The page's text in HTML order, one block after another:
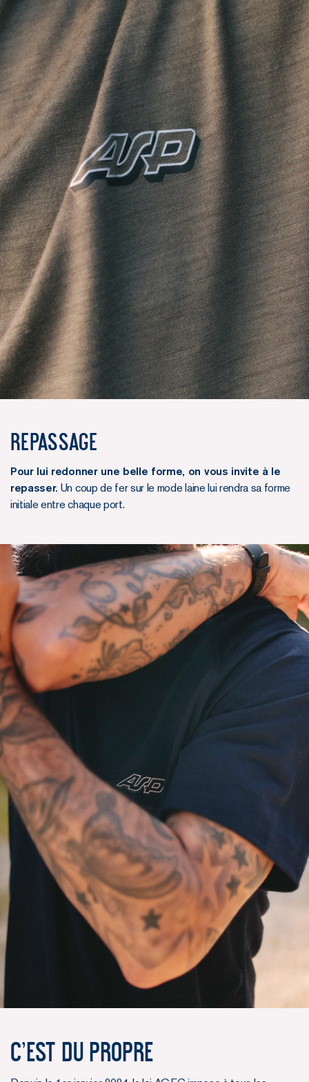
Repassage
Pour lui redonner une belle forme, on vous invite à le
repasser. Un coup de fer sur le mode laine lui rendra sa forme
initiale entre chaque port.
C’est du propre